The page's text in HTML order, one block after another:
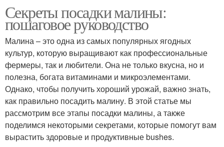
Секреты посадки малины:
пошаговое руководство
Малина – это одна из самых популярных ягодных
культур, которую выращивают как профессиональные
фермеры, так и любители. Она не только вкусна, но и
полезна, богата витаминами и микроэлементами.
Однако, чтобы получить хороший урожай, важно знать,
как правильно посадить малину. В этой статье мы
рассмотрим все этапы посадки малины, а также
поделимся некоторыми секретами, которые помогут вам
вырастить здоровые и продуктивные bushes.